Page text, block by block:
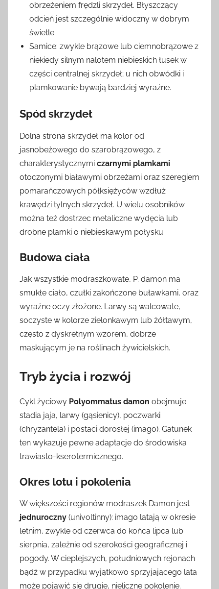
obrzeżeniem frędzli skrzydeł. Błyszczący
odcień jest szczególnie widoczny w dobrym
świetle.
Samice: zwykle brązowe lub ciemnobrązowe z
niekiedy silnym nalotem niebieskich łusek w
części centralnej skrzydeł; u nich obwódki i
plamkowanie bywają bardziej wyraźne.
Spód skrzydeł
Dolna strona skrzydeł ma kolor od
jasnobeżowego do szarobrązowego, z
charakterystycznymi czarnymi plamkami
otoczonymi białawymi obrzeżami oraz szeregiem
pomarańczowych półksiężyców wzdłuż
krawędzi tylnych skrzydeł. U wielu osobników
można też dostrzec metaliczne wydęcia lub
drobne plamki o niebieskawym połysku.
Budowa ciała
Jak wszystkie modraszkowate, P. damon ma
smukłe ciało, czułki zakończone buławkami, oraz
wyraźne oczy złożone. Larwy są walcowate,
soczyste w kolorze zielonkawym lub żółtawym,
często z dyskretnym wzorem, dobrze
maskującym je na roślinach żywicielskich.
Tryb życia i rozwój
Cykl życiowy Polyommatus damon obejmuje
stadia jaja, larwy (gąsienicy), poczwarki
(chryzantela) i postaci dorosłej (imago). Gatunek
ten wykazuje pewne adaptacje do środowiska
trawiasto-kserotermicznego.
Okres lotu i pokolenia
W większości regionów modraszek Damon jest
jednuroczny (univoltinny): imago latają w okresie
letnim, zwykle od czerwca do końca lipca lub
sierpnia, zależnie od szerokości geograficznej i
pogody. W cieplejszych, południowych rejonach
bądź w przypadku wyjątkowo sprzyjającego lata
może pojawić się drugie, nieliczne pokolenie.